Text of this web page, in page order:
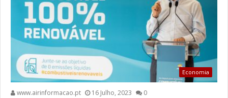
Economia
www.airinformacao.pt 16 Julho, 2023 0